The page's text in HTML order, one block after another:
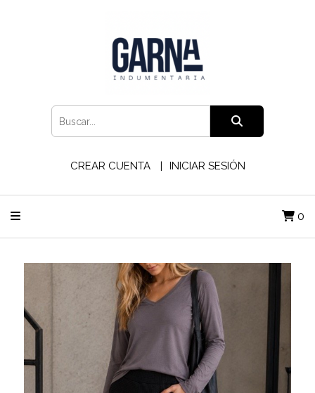
CREAR CUENTA INICIAR SESIÓN
0